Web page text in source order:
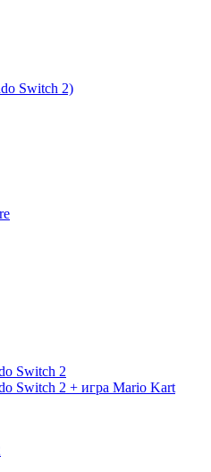
Switch 2)
Switch 2
Switch 2 + игра Mario Kart